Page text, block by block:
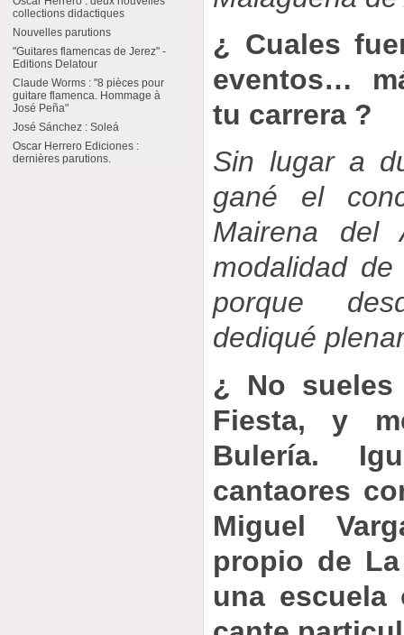
¿ Cuales
eventos…
tu carrera ?
Sin lugar a
gané el
Mairena del
modalidad
porque
dediqué
¿ No
Fiesta, y
Bulería.
cantaores
Miguel
propio de
una
collections didactiques
Nouvelles parutions
"Guitares flamencas de Jerez" -
Editions Delatour
Claude Worms : "8 pièces pour
guitare flamenca. Hommage à
José Peña"
José Sánchez : Soleá
Oscar Herrero Ediciones :
dernières parutions.